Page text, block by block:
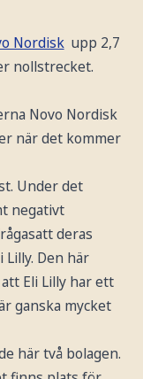
Nordisk upp 2,7
nollstrecket.
Novo Nordisk
när det kommer
Under det
negativt
deras
Den här
Eli Lilly har ett
ganska mycket
här två bolagen.